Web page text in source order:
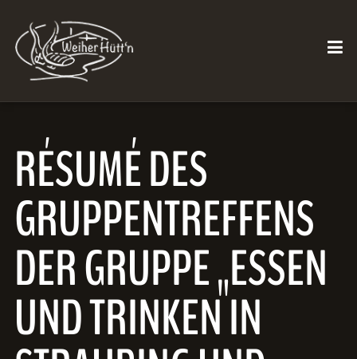
RÉSUMÉ DES
GRUPPENTREFFENS
DER GRUPPE „ESSEN
UND TRINKEN IN